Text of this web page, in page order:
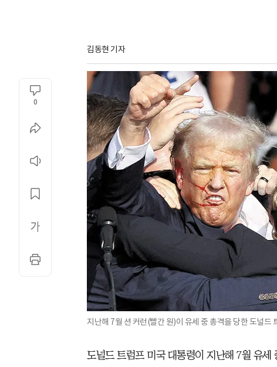
김동현 기자
0
지난해 7월 션 커런(빨간 원)이 유세 중 총격을 당한 도널드
도널드 트럼프 미국 대통령이 지난해 7월 유